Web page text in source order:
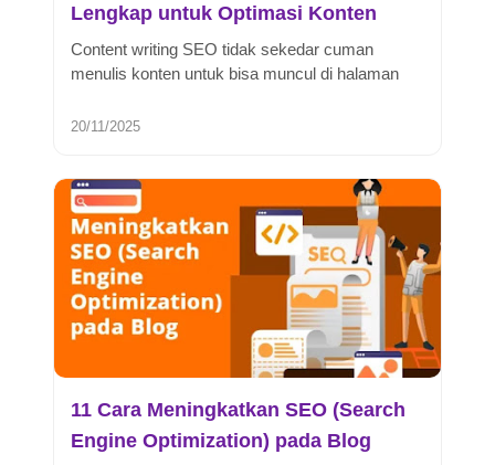
Lengkap untuk Optimasi Konten
Content writing SEO tidak sekedar cuman
menulis konten untuk bisa muncul di halaman
20/11/2025
11 Cara Meningkatkan SEO (Search
Engine Optimization) pada Blog